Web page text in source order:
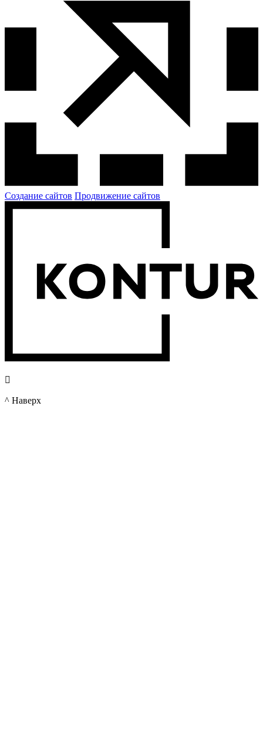
Создание сайтов Продвижение сайтов

^ Наверх